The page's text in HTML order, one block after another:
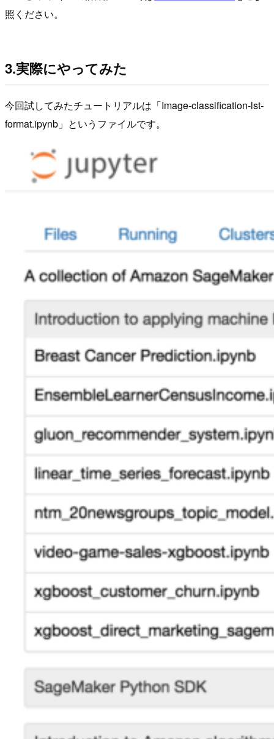
照ください。
3.実際にやってみた
今回試してみたチュートリアルは「Image-classification-lst-
format.ipynb」というファイルです。